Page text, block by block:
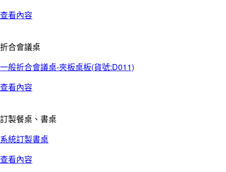
查看內容
折合會議桌
一般折合會議桌-夾板桌板(貨號:D011)
查看內容
訂製餐桌、書桌
系統訂製書桌
查看內容